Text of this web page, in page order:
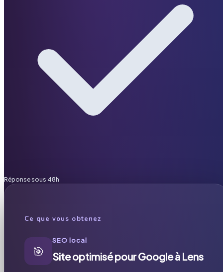
Réponse sous 48h
Ce que vous obtenez
🎯
SEO local
Site optimisé pour Google à Lens